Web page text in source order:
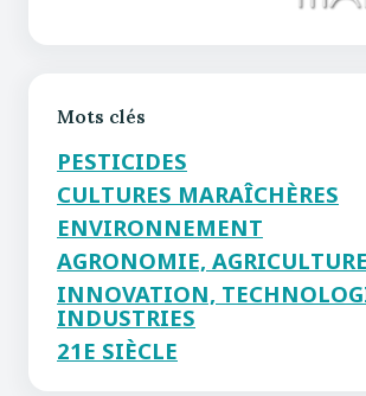
Mots clés
PESTICIDES
CULTURES MARAÎCHÈRES
ENVIRONNEMENT
AGRONOMIE, AGRICULTURE
INNOVATION,
INDUSTRIES
21E SIÈCLE